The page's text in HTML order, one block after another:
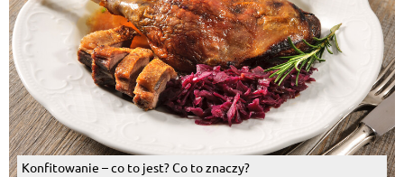
Konfitowanie – co to jest? Co to znaczy?